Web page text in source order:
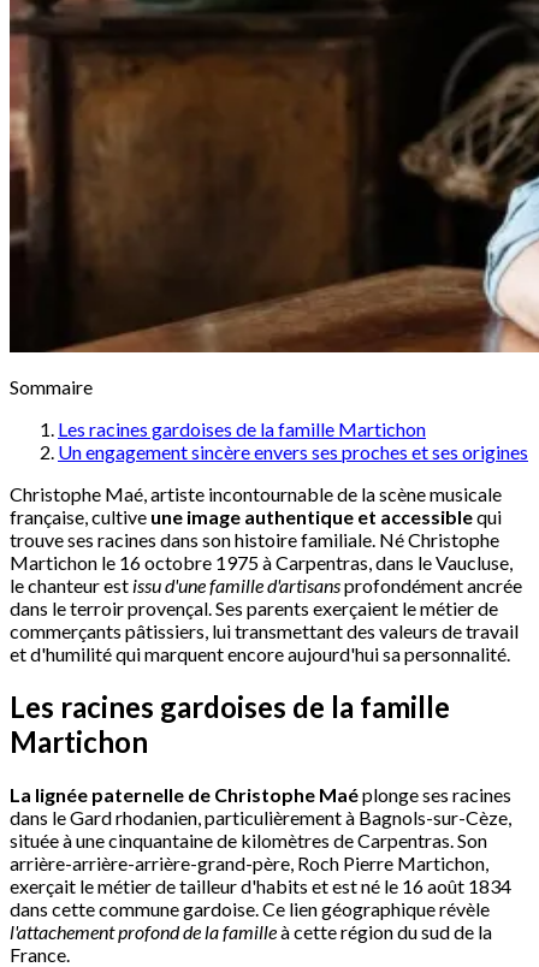
Sommaire
Les racines gardoises de la famille Martichon
Un engagement sincère envers ses proches et ses origines
Christophe Maé, artiste incontournable de la scène musicale
française, cultive une image authentique et accessiblequi
trouve ses racines dans son histoire familiale. Né Christophe
Martichon le 16 octobre 1975 à Carpentras, dans le Vaucluse,
le chanteur est issu d'une famille d'artisansprofondément ancrée
dans le terroir provençal. Ses parents exerçaient le métier de
commerçants pâtissiers, lui transmettant des valeurs de travail
et d'humilité qui marquent encore aujourd'hui sa personnalité.
Les racines gardoises de la famille
Martichon
La lignée paternelle de Christophe Maéplonge ses racines
dans le Gard rhodanien, particulièrement à Bagnols-sur-Cèze,
située à une cinquantaine de kilomètres de Carpentras. Son
arrière-arrière-arrière-grand-père, Roch Pierre Martichon,
exerçait le métier de tailleur d'habits et est né le 16 août 1834
dans cette commune gardoise. Ce lien géographique révèle
l'attachement profond de la familleà cette région du sud de la
France.